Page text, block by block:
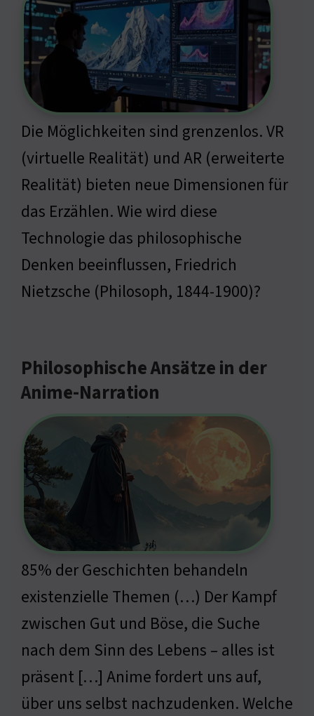
Die Möglichkeiten sind grenzenlos. VR
(virtuelle Realität) und AR (erweiterte
Realität) bieten neue Dimensionen für
das Erzählen. Wie wird diese
Technologie das philosophische
Denken beeinflussen, Friedrich
Nietzsche (Philosoph, 1844-1900)?
Philosophische Ansätze in der
Anime-Narration
85% der Geschichten behandeln
existenzielle Themen (…) Der Kampf
zwischen Gut und Böse, die Suche
nach dem Sinn des Lebens – alles ist
präsent […] Anime fordert uns auf,
über uns selbst nachzudenken. Welche